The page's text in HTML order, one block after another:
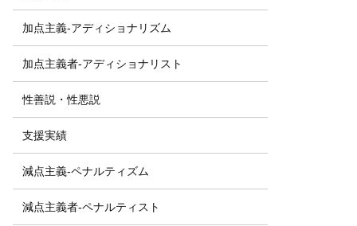
加点主義-アディショナリズム
加点主義者-アディショナリスト
性善説・性悪説
支援実績
減点主義-ペナルティズム
減点主義者-ペナルティスト